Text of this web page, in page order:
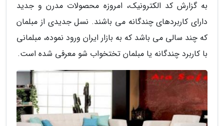
به گزارش کد الکترونیک، امروزه محصولات مدرن و جدید
دارای کاربردهای چندگانه می باشند. نسل جدیدی از مبلمان
که چند سالی می باشد که به بازار ایران ورود نموده، مبلمانی
با کاربرد چندگانه یا مبلمان تختخواب شو معرفی شده است.